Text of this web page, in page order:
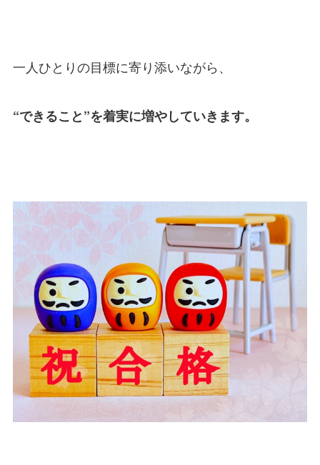
一人ひとりの目標に寄り添いながら、
“できること”を着実に増やしていきます。